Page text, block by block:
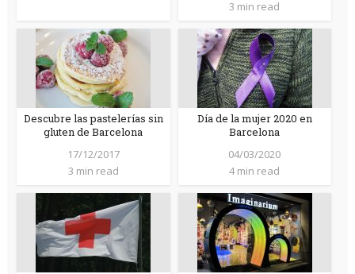
3 min read
Descubre las pastelerías sin
gluten de Barcelona
17/12/2017
3 min read
Día de la mujer 2020 en
Barcelona
04/03/2020
4 min read